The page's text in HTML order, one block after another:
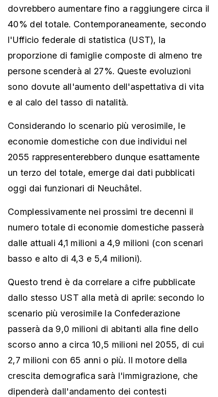
dovrebbero aumentare fino a raggiungere circa il
40% del totale. Contemporaneamente, secondo
l'Ufficio federale di statistica (UST), la
proporzione di famiglie composte di almeno tre
persone scenderà al 27%. Queste evoluzioni
sono dovute all'aumento dell'aspettativa di vita
e al calo del tasso di natalità.
Considerando lo scenario più verosimile, le
economie domestiche con due individui nel
2055 rappresenterebbero dunque esattamente
un terzo del totale, emerge dai dati pubblicati
oggi dai funzionari di Neuchâtel.
Complessivamente nei prossimi tre decenni il
numero totale di economie domestiche passerà
dalle attuali 4,1 milioni a 4,9 milioni (con scenari
basso e alto di 4,3 e 5,4 milioni).
Questo trend è da correlare a cifre pubblicate
dallo stesso UST alla metà di aprile: secondo lo
scenario più verosimile la Confederazione
passerà da 9,0 milioni di abitanti alla fine dello
scorso anno a circa 10,5 milioni nel 2055, di cui
2,7 milioni con 65 anni o più. Il motore della
crescita demografica sarà l'immigrazione, che
dipenderà dall'andamento dei contesti